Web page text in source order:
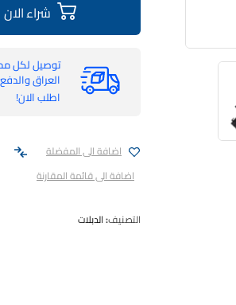
شراء الان
توصيل لكل
العراق
اطلب الان!
اضافة الى المفضلة
اضافة الى قائمة المقارنة
التصنيف:الدبلات